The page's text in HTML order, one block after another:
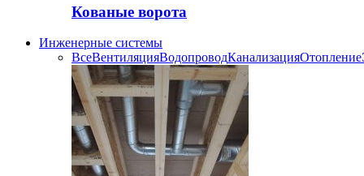
Кованые ворота
Инженерные системы
ВсеВентиляцияВодопроводКанализацияОтопление